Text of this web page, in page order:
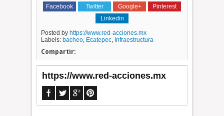
Facebook Twitter Google+
Pinterest
Linkedin
Posted by https://www.red-acciones.mx
Labels: bacheo, Ecatepec, Infraestructura
Compartir:
https://www.red-acciones.mx